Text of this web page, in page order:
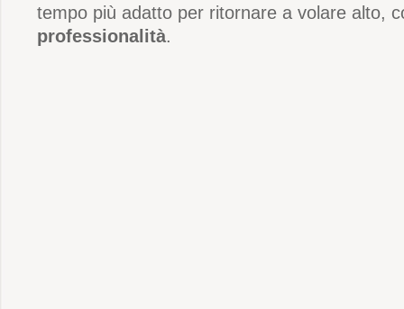
tempo più adatto per ritornare a volare alto,
professionalità.